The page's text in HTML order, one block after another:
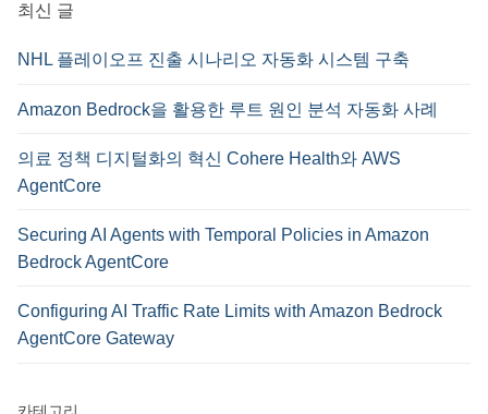
최신 글
NHL 플레이오프 진출 시나리오 자동화 시스템 구축
Amazon Bedrock을 활용한 루트 원인 분석 자동화 사례
의료 정책 디지털화의 혁신 Cohere Health와 AWS
AgentCore
Securing AI Agents with Temporal Policies in Amazon
Bedrock AgentCore
Configuring AI Traffic Rate Limits with Amazon Bedrock
AgentCore Gateway
카테고리